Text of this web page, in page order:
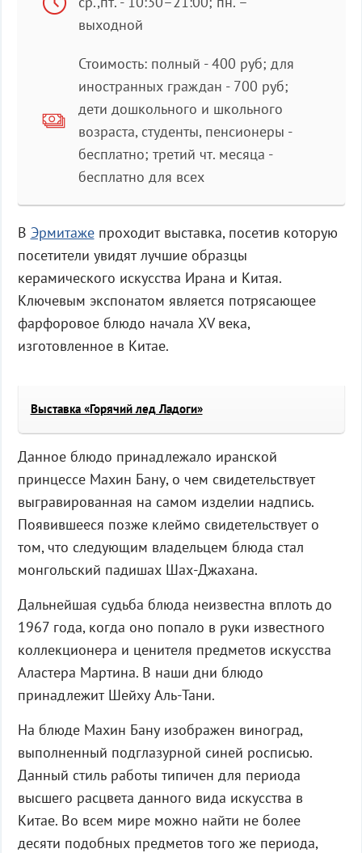
выходной
Стоимость: полный - 400 руб; для
иностранных граждан - 700 руб;
дети дошкольного и школьного
возраста, студенты, пенсионеры -
бесплатно; третий чт. месяца -
бесплатно для всех
В Эрмитажепроходит выставка, посетив которую
посетители увидят лучшие образцы
керамического искусства Ирана и Китая.
Ключевым экспонатом является потрясающее
фарфоровое блюдо начала XV века,
изготовленное в Китае.
Выставка «Горячий лед Ладоги»
Данное блюдо принадлежало иранской
принцессе Махин Бану, о чем свидетельствует
выгравированная на самом изделии надпись.
Появившееся позже клеймо свидетельствует о
том, что следующим владельцем блюда стал
монгольский падишах Шах-Джахана.
Дальнейшая судьба блюда неизвестна вплоть до
1967 года, когда оно попало в руки известного
коллекционера и ценителя предметов искусства
Аластера Мартина. В наши дни блюдо
принадлежит Шейху Аль-Тани.
На блюде Махин Бану изображен виноград,
выполненный подглазурной синей росписью.
Данный стиль работы типичен для периода
высшего расцвета данного вида искусства в
Китае. Во всем мире можно найти не более
десяти подобных предметов того же периода,